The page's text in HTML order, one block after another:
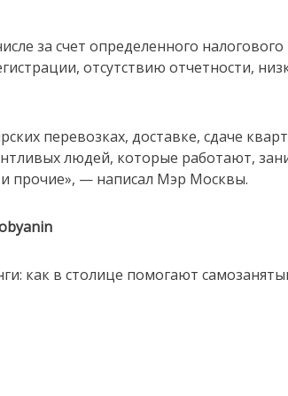
за счет определенного
отсутствию отчетности,
перевозках, доставке, сдаче
людей, которые работают,
прочие», — написал Мэр Москвы.
как в столице помогают